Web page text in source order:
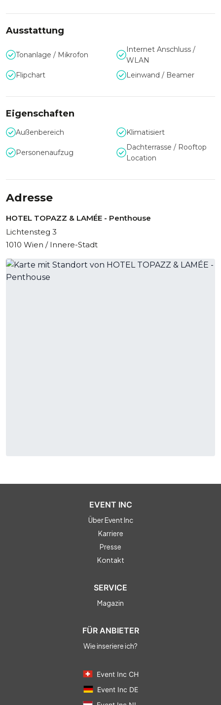
Pressekonferenzen.
Ausstattung
Tonanlage / Mikrofon
Internet Anschluss /
WLAN
Flipchart
Leinwand / Beamer
Eigenschaften
Außenbereich Klimatisiert
Personenaufzug
Dachterrasse / Rooftop
Location
Adresse
HOTEL TOPAZZ & LAMÉE - Penthouse
Lichtensteg 3
1010 Wien / Innere-Stadt
EVENT INC
Über Event Inc
Karriere
Presse
Kontakt
SERVICE
Magazin
FÜR ANBIETER
Wie inseriere ich?
Event Inc CH
Event Inc DE